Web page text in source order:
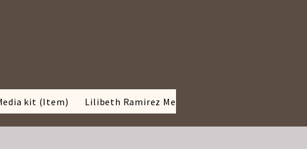
kit (Item) Lilibeth Ramirez Media kit